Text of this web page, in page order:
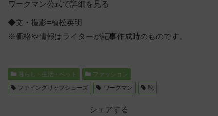
ワークマン公式で詳細を見る
◆文・撮影=植松英明
※価格や情報はライターが記事作成時のものです。
暮らし・生活・ペット
ファッション
ファイングリップシューズ
ワークマン 靴
シェアする